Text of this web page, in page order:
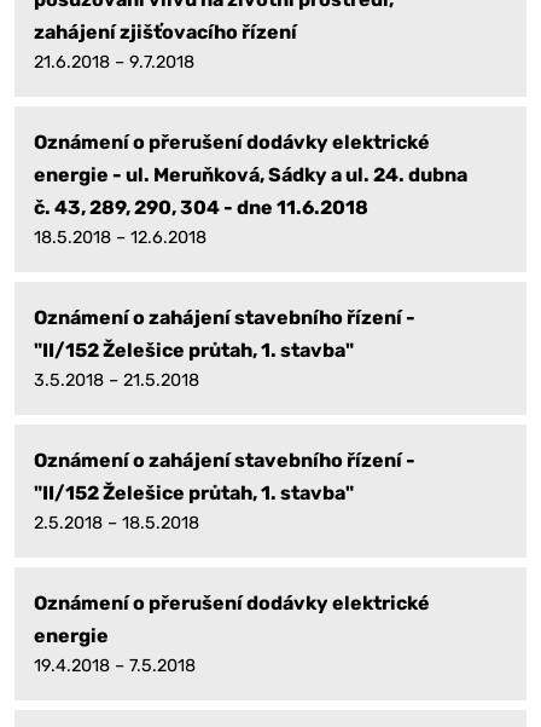
zahájení zjišťovacího řízení
21.6.2018 – 9.7.2018
Oznámení o přerušení dodávky elektrické
energie - ul. Meruňková, Sádky a ul. 24. dubna
č. 43, 289, 290, 304 - dne 11.6.2018
18.5.2018 – 12.6.2018
Oznámení o zahájení stavebního řízení -
"II/152 Želešice průtah, 1. stavba"
3.5.2018 – 21.5.2018
Oznámení o zahájení stavebního řízení -
"II/152 Želešice průtah, 1. stavba"
2.5.2018 – 18.5.2018
Oznámení o přerušení dodávky elektrické
energie
19.4.2018 – 7.5.2018